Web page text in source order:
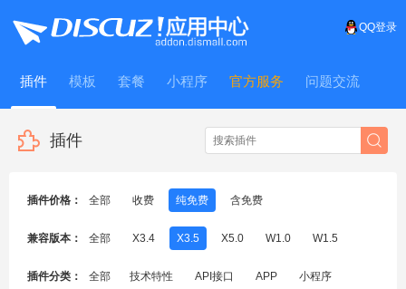
QQ登录
插件 模板 套餐 小程序 官方服务 问题交流
WitFrame
插件
插件价格： 全部 收费 纯免费 含免费
兼容版本： 全部 X3.4 X3.5 X5.0 W1.0 W1.5
插件分类： 全部 技术特性 API接口 APP 小程序